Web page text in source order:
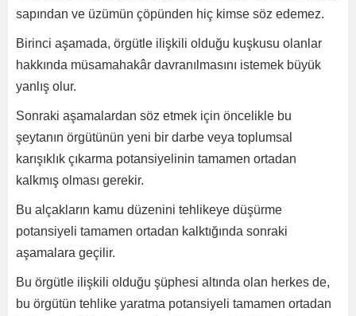
sapından ve üzümün çöpünden hiç kimse söz edemez.
Birinci aşamada, örgütle ilişkili olduğu kuşkusu olanlar
hakkında müsamahakâr davranılmasını istemek büyük
yanlış olur.
Sonraki aşamalardan söz etmek için öncelikle bu
şeytanın örgütünün yeni bir darbe veya toplumsal
karışıklık çıkarma potansiyelinin tamamen ortadan
kalkmış olması gerekir.
Bu alçakların kamu düzenini tehlikeye düşürme
potansiyeli tamamen ortadan kalktığında sonraki
aşamalara geçilir.
Bu örgütle ilişkili olduğu şüphesi altında olan herkes de,
bu örgütün tehlike yaratma potansiyeli tamamen ortadan